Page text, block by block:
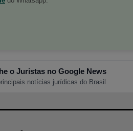
o Juristas no Google News
notícias jurídicas do Brasil